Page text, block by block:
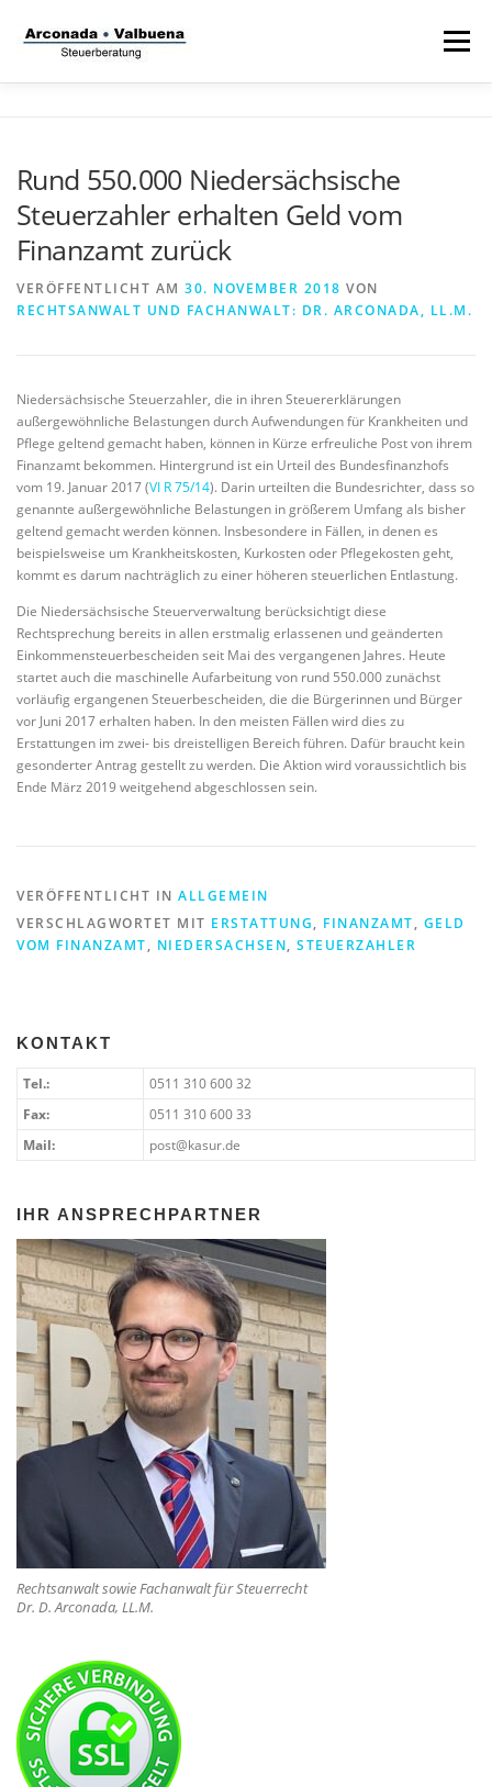
Inhalt
Menü
STRAFVERTEIDIGER TÄTIGKEITSFELDER
STIFTUNG
Rund 550.000 Niedersächsische
Steuerzahler erhalten Geld vom
Finanzamt zurück
VERÖFFENTLICHT AM 30. NOVEMBER 2018 VON
RECHTSANWALT UND FACHANWALT: DR. ARCONADA, LL.M.
Niedersächsische Steuerzahler, die in ihren Steuererklärungen
außergewöhnliche Belastungen durch Aufwendungen für Krankheiten und
Pflege geltend gemacht haben, können in Kürze erfreuliche Post von ihrem
Finanzamt bekommen. Hintergrund ist ein Urteil des Bundesfinanzhofs
vom 19. Januar 2017 (VI R 75/14). Darin urteilten die Bundesrichter, dass so
genannte außergewöhnliche Belastungen in größerem Umfang als bisher
geltend gemacht werden können. Insbesondere in Fällen, in denen es
beispielsweise um Krankheitskosten, Kurkosten oder Pflegekosten geht,
kommt es darum nachträglich zu einer höheren steuerlichen Entlastung.
Die Niedersächsische Steuerverwaltung berücksichtigt diese
Rechtsprechung bereits in allen erstmalig erlassenen und geänderten
Einkommensteuerbescheiden seit Mai des vergangenen Jahres. Heute
startet auch die maschinelle Aufarbeitung von rund 550.000 zunächst
vorläufig ergangenen Steuerbescheiden, die die Bürgerinnen und Bürger
vor Juni 2017 erhalten haben. In den meisten Fällen wird dies zu
Erstattungen im zwei- bis dreistelligen Bereich führen. Dafür braucht kein
gesonderter Antrag gestellt zu werden. Die Aktion wird voraussichtlich bis
Ende März 2019 weitgehend abgeschlossen sein.
VERÖFFENTLICHT IN ALLGEMEIN
VERSCHLAGWORTET MIT ERSTATTUNG, FINANZAMT, GELD
VOM FINANZAMT, NIEDERSACHSEN, STEUERZAHLER
KONTAKT
Tel.:
0511 310 600 32
Fax:
0511 310 600 33
Mail:
post@kasur.de
IHR ANSPRECHPARTNER
Rechtsanwalt sowie Fachanwalt für Steuerrecht
Dr. D. Arconada, LL.M.